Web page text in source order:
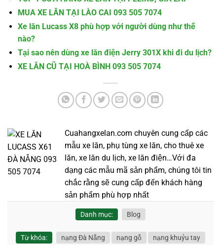
MUA XE LĂN TẠI LÀO CAI 093 505 7074
Xe lăn Lucass X8 phù hợp với người dùng như thế
nào?
Tại sao nên dùng xe lăn điện Jerry 301X khi đi du lịch?
XE LĂN CŨ TẠI HOÀ BÌNH 093 505 7074
Cuahangxelan.com chuyên cung cấp các
mẫu xe lăn, phụ tùng xe lăn, cho thuê xe
lăn, xe lăn du lịch, xe lăn điện…Với đa
dạng các mẫu mã sản phẩm, chúng tôi tin
chắc rằng sẽ cung cấp đến khách hàng
sản phẩm phù hợp nhất
Danh mục: Blog
Từ khóa: nạng Đà Nẵng nạng gỗ
nạng khuỷu tay